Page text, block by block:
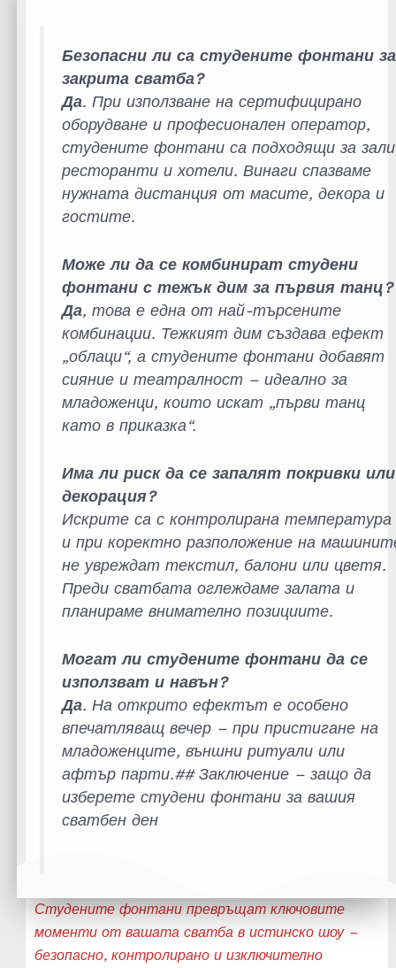
Безопасни ли са студените фонтани за
закрита сватба?
Да. При използване на сертифицирано
оборудване и професионален оператор,
студените фонтани са подходящи за
ресторанти и хотели. Винаги спазваме
нужната дистанция от масите, декора и
гостите.
Може ли да се комбинират студени
фонтани с тежък дим за първия танц?
Да, това е една от най-търсените
комбинации. Тежкият дим създаваефект
„облаци“, а студените фонтани добавят
сияние и театралност – идеално за
младоженци, които искат „първи танц
като в приказка “.
Има ли риск да се запалят покривки или
декорация?
Искрите са с контролирана температура
и при коректно разположение на
не увреждат текстил, балони или цветя.
Преди сватбата оглеждаме залата и
планираме внимателно позициите.
Могат ли студените фонтани да се
използват и навън?
Да. На открито ефектът е особено
впечатляващ вечер – при пристигане на
младоженците, външни ритуали или
афтър парти.## Заключение – защо да
изберете студени фонтани за вашия
сватбен ден
Студените фонтани превръщат ключовите
моменти от вашата сватба в истинско шоу –
безопасно, контролирано и изключително